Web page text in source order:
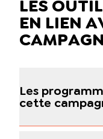
LES
EN LIEN
Les
cette